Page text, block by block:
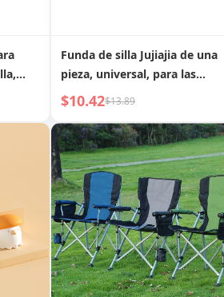
Funda de silla Jujiajia de una
pieza, universal, para las
cuatro estaciones, moderna,
funda de taburete elegante,
funda universal, elevación
minimalista
$10.42$13.89